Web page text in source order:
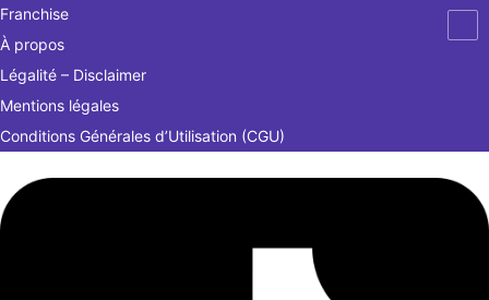
Franchise
À propos
Légalité – Disclaimer
Mentions légales
Conditions Générales d’Utilisation (CGU)